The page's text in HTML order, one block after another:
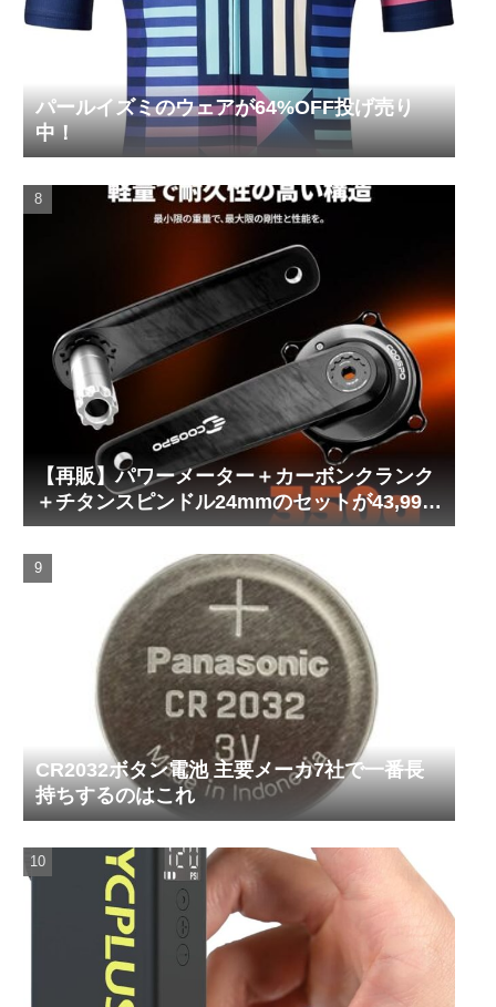
パールイズミのウェアが64%OFF投げ売り
中！
【再販】パワーメーター＋カーボンクランク
＋チタンスピンドル24mmのセットが43,999
円！
CR2032ボタン電池 主要メーカ7社で一番長
持ちするのはこれ